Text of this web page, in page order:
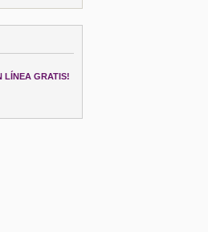
LÍNEA GRATIS!